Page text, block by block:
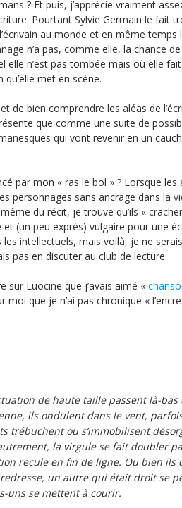
? Et puis, j’apprécie vraiment
Pourtant Sylvie Germain le fait
au monde et en même
n’a pas, comme elle, la chance
elle n’est pas tombée mais où elle
qu’elle met en scène.
de bien comprendre les aléas de
que comme une suite de
qui vont revenir en un
par mon « ras le bol » ? Lorsque
personnages sans ancrage dans la
du récit, je trouve qu’ils «
(un peu exprès) vulgaire pour une
intellectuels, mais voilà, je ne
pas en discuter au club de lecture.
sur Luocine que j’avais aimé «
que je n’ai pas chronique «
de haute taille passent là-
ils ondulent dans le vent,
trébuchent ou s’immobilisent
la virgule se fait doubler
recule en fin de ligne. Ou bien ils
un autre qui était droit se
uns se mettent à courir.